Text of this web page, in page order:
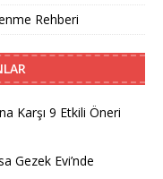
Rehberi
Karşı 9 Etkili Öneri
Gezek Evi’nde